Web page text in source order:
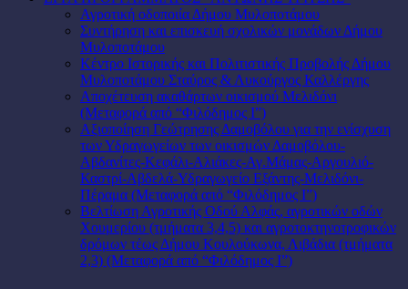
Αγροτική οδοποιία Δήμου Μυλοποτάμου
Συντήρηση και επισκευή σχολικών μονάδων Δήμου
Μυλοποτάμου
Κέντρο Ιστορικής και Πολιτιστικής Προβολής Δήμου
Μυλοποτάμου Σταύρος & Λυκούργος Καλλέργης
Αποχέτευση ακαθάρτων οικισμού Μελιδόνι
(Μεταφορά από “Φιλόδημος Ι”)
Αξιοποίηση Γεώτρησης Δαμοβόλου για την ενίσχυση
των Υδραγωγείων των οικισμών Δαμοβόλου-
Αβδανίτες-Κεφάλι-Αλιάκες-Αγ.Μάμας-Αργουλιό-
Καστρί-Αβδελά-Υδραγωγείο Εξάντης-Μελιδόνι-
Πέραμα (Μεταφορά από “Φιλόδημος Ι”)
Βελτίωση Αγροτικής Οδού Αλφάς, αγροτικών οδών
Χουμερίου (τμήματα 3,4,5) και αγροτοκτηνοτροφικών
δρόμων τέως Δήμου Κουλούκωνα, Λιβάδια (τμήματα
2,3) (Μεταφορά από “Φιλόδημος Ι”)